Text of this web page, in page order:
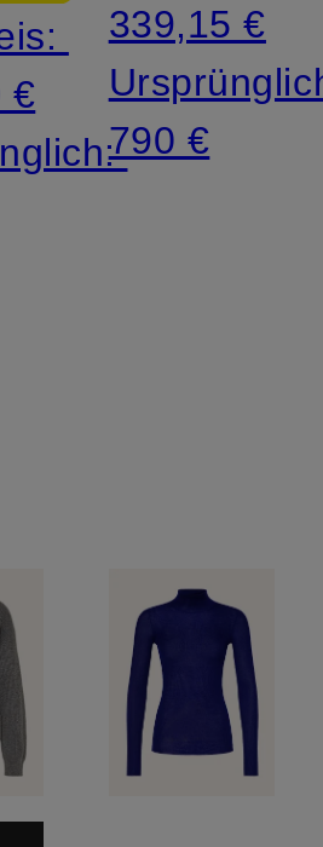
€
339,15 €
790 €